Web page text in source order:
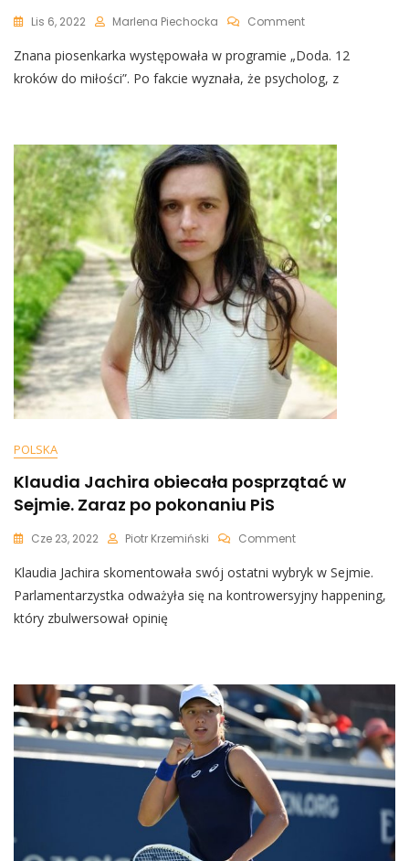
Lis 6, 2022 Marlena Piechocka CommentOn
Po
Programie
Dody
Terapię.
Relacje
Nie
Były
Łatwe
Znana piosenkarka występowała w programie „Doda. 12
kroków do miłości”. Po fakcie wyznała, że psycholog, z
POLSKA
Klaudia Jachira obiecała posprzątać w
Sejmie. Zaraz po pokonaniu PiS
Cze 23, 2022 Piotr Krzemiński CommentOn
Jachira
Obiecała
Posprzątać
Pokonaniu
PiS
Klaudia Jachira skomentowała swój ostatni wybryk w Sejmie.
Parlamentarzystka odważyła się na kontrowersyjny happening,
który zbulwersował opinię